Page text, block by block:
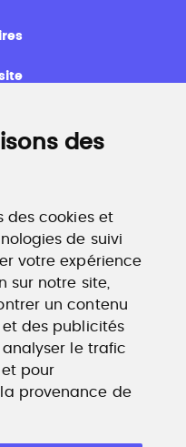
des
des cookies et
de suivi
votre expérience
sur notre site,
un contenu
et des publicités
le trafic
pour
provenance de
784.000 visites et
formations aux métiers
techniques de
conseil.